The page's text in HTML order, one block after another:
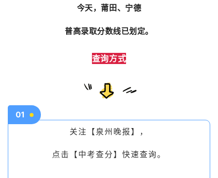
今天，莆田、宁德
普高录取分数线已划定。
查询方式
01
关注【泉州晚报】，
点击【中考查分】快速查询。